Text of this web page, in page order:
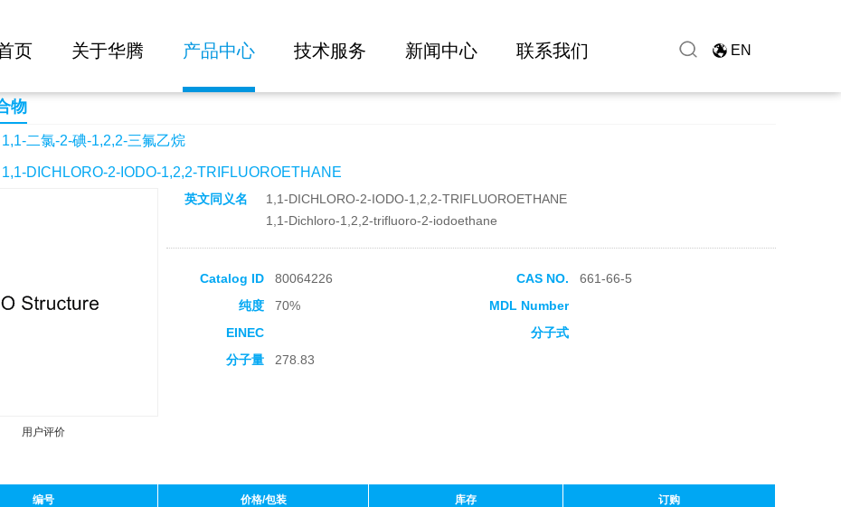
页 关于华腾 产品中心 技术服务 新闻中心 联系我们 EN
三氟乙烷
物
二氯-2-碘-1,2,2-三氟乙烷
DICHLORO-2-IODO-1,2,2-TRIFLUOROETHANE
用户评价
英文同义名
1,1-DICHLORO-2-IODO-1,2,2-TRIFLUOROETHANE
1,1-Dichloro-1,2,2-trifluoro-2-iodoethane
Catalog ID 80064226 CAS NO.
661-66-5
纯度
70%
MDL Number
EINEC
分子式
分子量
278.83
编号 价格/包装 库存 订购